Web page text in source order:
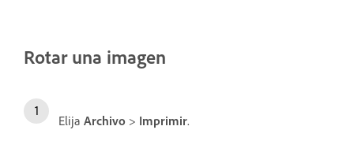
Rotar una imagen
Elija Archivo > Imprimir.